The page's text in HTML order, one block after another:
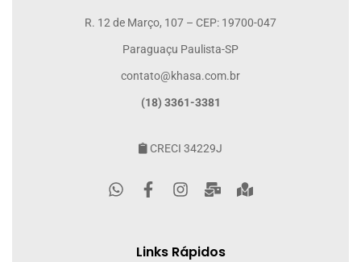
R. 12 de Março, 107 – CEP: 19700-047
Paraguaçu Paulista-SP
contato@khasa.com.br
(18) 3361-3381
CRECI 34229J
Links Rápidos